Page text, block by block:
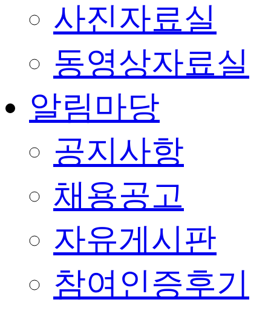
사진자료실
동영상자료실
알림마당
공지사항
채용공고
자유게시판
참여인증후기